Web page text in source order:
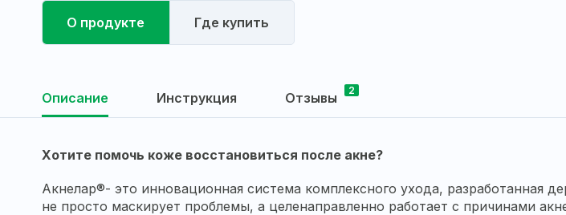
О продукте Где купить
Описание Инструкция Отзывы 2
Хотите помочь коже восстановиться после акне?
Акнелар®- это инновационная система комплексного ухода, разработанная
не просто маскирует проблемы, а целенаправленно работает с причинами